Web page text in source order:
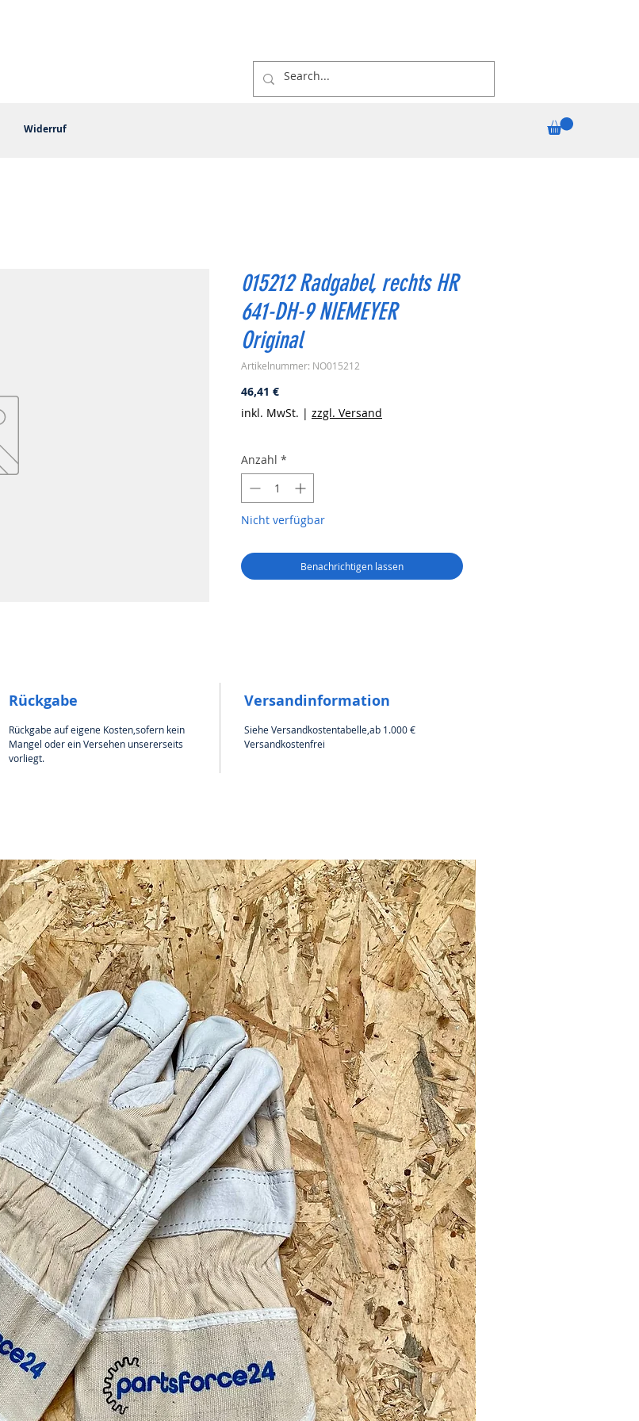
Widerruf
015212 Radgabel, rechts HR
641-DH-9 NIEMEYER
Original
Artikelnummer: NO015212
46,41 €Preis
inkl. MwSt. | zzgl. Versand
Anzahl *
Nicht verfügbar
Benachrichtigen lassen
Rückgabe
Rückgabe auf eigene Kosten,sofern kein
Mangel oder ein Versehen unsererseits
vorliegt.
Versandinformation
Siehe Versandkostentabelle,ab 1.000 €
Versandkostenfrei